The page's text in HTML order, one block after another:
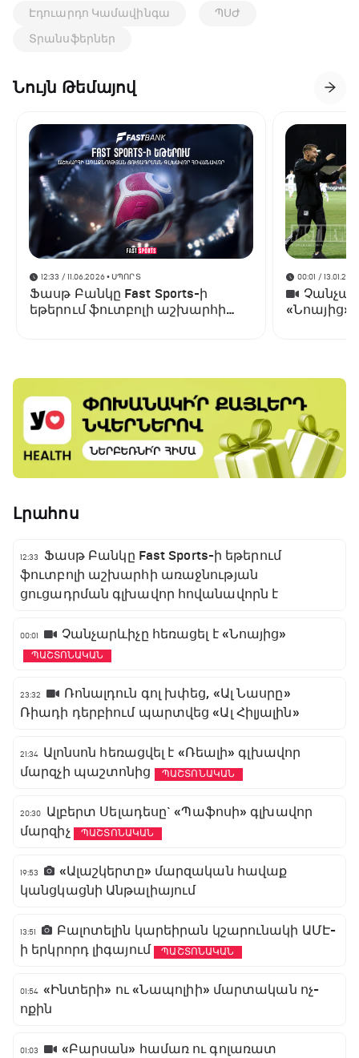
Էդուարդո Կամավինգա
ՊՍԺ
Տրանսֆերներ
Նույն Թեմայով
12:33 / 11.06.2026• ՍՊՈՐՏ
Ֆասթ Բանկը Fast Sports-ի
եթերում ֆուտբոլի աշխարհի
00:01 /
«Նոայից»
Լրահոս
12:33
Ֆասթ Բանկը Fast Sports-ի եթերում
ֆուտբոլի աշխարհի առաջնության
ցուցադրման գլխավոր հովանավորն է
00:01 Չանչարևիչը հեռացել է «Նոայից»
ՊԱՇՏՈՆԱԿԱՆ
23:32
Ռոնալդուն գոլ խփեց, «Ալ Նասրը»
Ռիադի դերբիում պարտվեց «Ալ Հիլյալին»
21:34 Ալոնսոն հեռացվել է «Ռեալի» գլխավոր
մարզչի պաշտոնից
ՊԱՇՏՈՆԱԿԱՆ
20:30
Ալբերտ Սելադեսը` «Պաֆոսի» գլխավոր
մարզիչ
ՊԱՇՏՈՆԱԿԱՆ
19:53
«Ալաշկերտը» մարզական հավաք
կանցկացնի Անթալիայում
13:51
Բալոտելին կարեիրան կշարունակի ԱՄԷ-
ի երկրորդ լիգայում
ՊԱՇՏՈՆԱԿԱՆ
01:54 «Ինտերի» ու «Նապոլիի» մարտական ոչ-
ոքին
01:03
«Բարսան» համառ ու գոլառատ